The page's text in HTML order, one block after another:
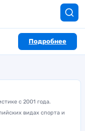
Подробнее
с 2001 года.
видах спорта и